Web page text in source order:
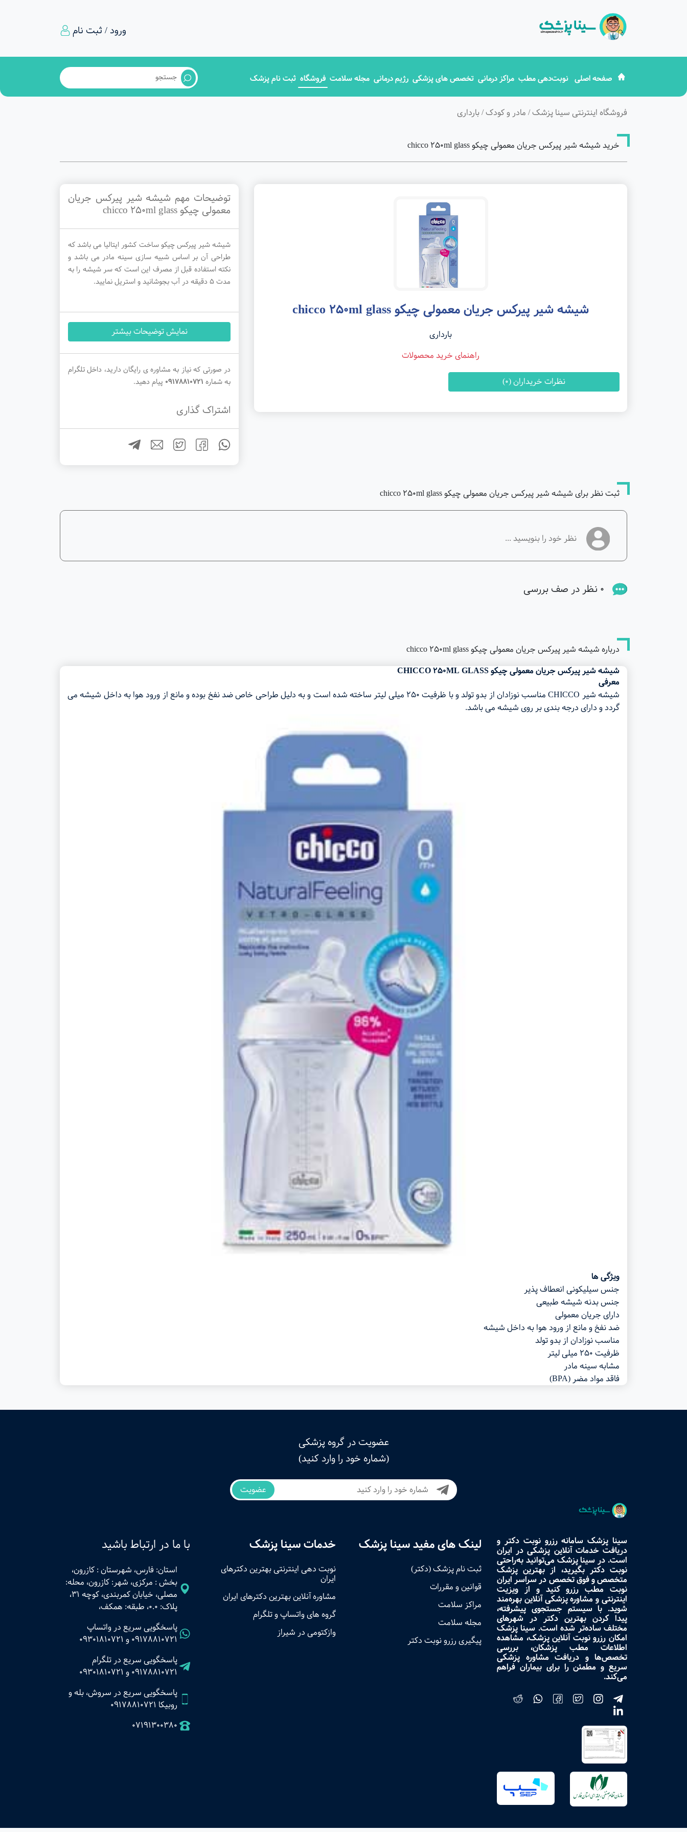
ورود / ثبت نام
صفحه اصلی نوبت‌دهی مطب مراکز درمانی تخصص های پزشکی رژیم درمانی مجله سلامت فروشگاه ثبت نام پزشک
فروشگاه اینترنتی سینا پزشک/ مادر و کودک/بارداری
خرید شیشه شیر پیرکس جریان معمولی چیکو chicco 250ml glass
شیشه شیر پیرکس جریان معمولی چیکو chicco 250ml glass
بارداری
راهنمای خرید محصولات
نظرات خریداران (0)
توضیحات مهم شیشه شیر پیرکس جریان
معمولی چیکو chicco 250ml glass
شیشه شیر پیرکس چیکو ساخت کشور ایتالیا می باشد که
طراحی آن بر اساس شبیه سازی سینه مادر می باشد و
نکته استفاده قبل از مصرف این است که سر شیشه را به
مدت 5 دقیقه در آب بجوشانید و استریل نمایید.
نمایش توضیحات بیشتر
در صورتی که نیاز به مشاوره ی رایگان دارید، داخل تلگرام
به شماره 09178810721 پیام دهید.
اشتراک گذاری
ثبت نظر برای شیشه شیر پیرکس جریان معمولی چیکو chicco 250ml glass
0 نظر در صف بررسی
درباره شیشه شیر پیرکس جریان معمولی چیکو chicco 250ml glass
شیشه شیر پیرکس جریان معمولی چیکو CHICCO 250ML GLASS
معرفی
شیشه شیر CHICCO مناسب نوزادان از بدو تولد و با ظرفیت ۲۵۰ میلی لیتر ساخته شده است و به دلیل طراحی خاص ضد نفخ بوده و مانع از ورود هوا به داخل شیشه می
گردد و دارای درجه بندی بر روی شیشه می باشد.
ویژگی ها
جنس سیلیکونی انعطاف پذیر
جنس بدنه شیشه طبیعی
دارای جریان معمولی
ضد نفخ و مانع از ورود هوا به داخل شیشه
مناسب نوزادان از بدو تولد
ظرفیت ۲۵۰ میلی لیتر
مشابه سینه مادر
فاقد مواد مضر (BPA)
عضویت در گروه پزشکی
(شماره خود را وارد کنید)
عضویت
سینا پزشک سامانه رزرو نوبت دکتر و
دریافت خدمات آنلاین پزشکی در ایران
است. در سینا پزشک می‌توانید به‌راحتی
نوبت دکتر بگیرید، از بهترین پزشک
متخصص و فوق تخصص در سراسر ایران
نوبت مطب رزرو کنید و از ویزیت
اینترنتی و مشاوره پزشکی آنلاین بهره‌مند
شوید. با سیستم جستجوی پیشرفته،
پیدا کردن بهترین دکتر در شهرهای
مختلف ساده‌تر شده است. سینا پزشک
امکان رزرو نوبت آنلاین پزشک، مشاهده
اطلاعات مطب پزشکان، بررسی
تخصص‌ها و دریافت مشاوره پزشکی
سریع و مطمئن را برای بیماران فراهم
می‌کند.
لینک های مفید سینا پزشک
ثبت نام پزشک (دکتر)
قوانین و مقررات
مراکز سلامت
مجله سلامت
پیگیری رزرو نوبت دکتر
خدمات سینا پزشک
نوبت‌ دهی اینترنتی بهترین دکترهای
ایران
مشاوره آنلاین بهترین دکترهای ایران
گروه های واتساپ و تلگرام
وازکتومی در شیراز
با ما در ارتباط باشید
استان: فارس، شهرستان : کازرون،
بخش : مرکزی، شهر: کازرون، محله:
مصلی، خیابان کمربندی، کوچه 31،
پلاک: 0.0، طبقه: همکف،
پاسخگویی سریع در واتساپ
09178810721 و 09301810721
پاسخگویی سریع در تلگرام
09178810721 و 09301810721
پاسخگویی سریع در سروش، بله و
روبیکا 09178810721
07191300380